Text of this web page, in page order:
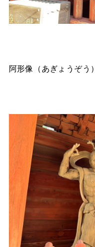
阿形像（あぎょうぞう）